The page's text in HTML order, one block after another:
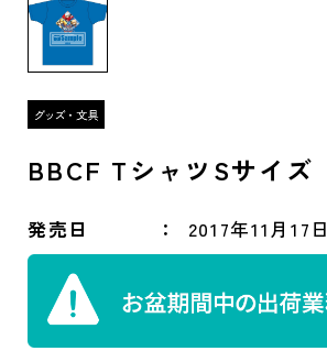
BBCF TシャツSサイズ
発売日 2017年11月17日